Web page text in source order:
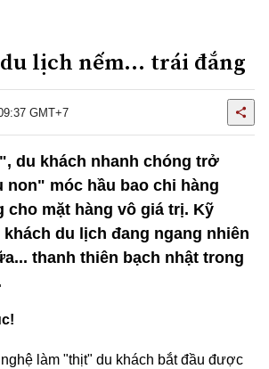
lịch nếm… trái đắng
GMT+7
du khách nhanh chóng trở
móc hầu bao chi hàng
cho mặt hàng vô giá trị. Kỹ
du lịch đang ngang nhiên
thanh thiên bạch nhật trong
làm "thịt" du khách bắt đầu được